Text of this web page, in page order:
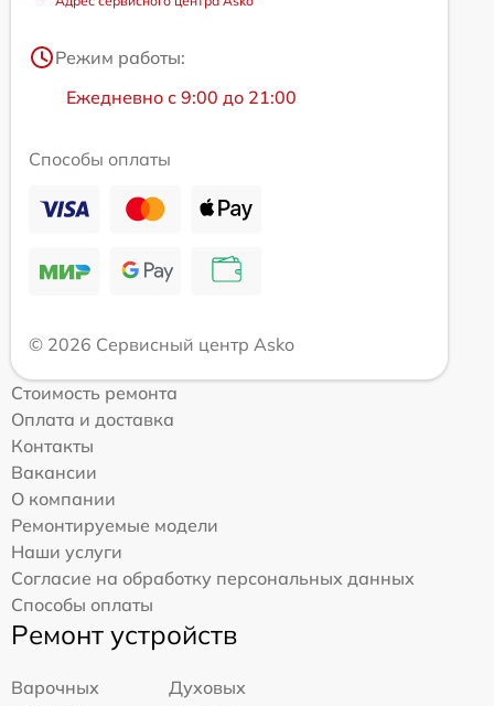
Режим работы:
Ежедневно с 9:00 до 21:00
Способы оплаты
© 2026 Сервисный центр Asko
Стоимость ремонта
Оплата и доставка
Контакты
Вакансии
О компании
Ремонтируемые модели
Наши услуги
Согласие на обработку персональных данных
Способы оплаты
Ремонт устройств
Варочных
Духовых